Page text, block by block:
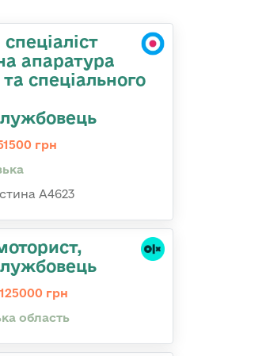
апаратура
спеціального
грн
А4623
грн
область